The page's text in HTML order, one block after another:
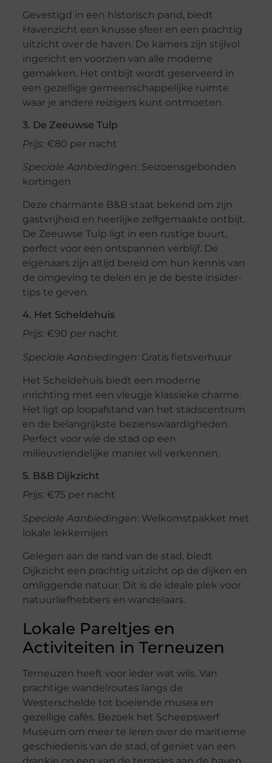
Gevestigd in een historisch pand, biedt
Havenzicht een knusse sfeer en een prachtig
uitzicht over de haven. De kamers zijn stijlvol
ingericht en voorzien van alle moderne
gemakken. Het ontbijt wordt geserveerd in
een gezellige gemeenschappelijke ruimte
waar je andere reizigers kunt ontmoeten.
3. De Zeeuwse Tulp
Prijs: €80 per nacht
Speciale Aanbiedingen: Seizoensgebonden
kortingen
Deze charmante B&B staat bekend om zijn
gastvrijheid en heerlijke zelfgemaakte ontbijt.
De Zeeuwse Tulp ligt in een rustige buurt,
perfect voor een ontspannen verblijf. De
eigenaars zijn altijd bereid om hun kennis van
de omgeving te delen en je de beste insider-
tips te geven.
4. Het Scheldehuis
Prijs: €90 per nacht
Speciale Aanbiedingen: Gratis fietsverhuur
Het Scheldehuis biedt een moderne
inrichting met een vleugje klassieke charme.
Het ligt op loopafstand van het stadscentrum
en de belangrijkste bezienswaardigheden.
Perfect voor wie de stad op een
milieuvriendelijke manier wil verkennen.
5. B&B Dijkzicht
Prijs: €75 per nacht
Speciale Aanbiedingen: Welkomstpakket met
lokale lekkernijen
Gelegen aan de rand van de stad, biedt
Dijkzicht een prachtig uitzicht op de dijken en
omliggende natuur. Dit is de ideale plek voor
natuurliefhebbers en wandelaars.
Lokale Pareltjes en
Activiteiten in Terneuzen
Terneuzen heeft voor ieder wat wils. Van
prachtige wandelroutes langs de
Westerschelde tot boeiende musea en
gezellige cafés. Bezoek het Scheepswerf
Museum om meer te leren over de maritieme
geschiedenis van de stad, of geniet van een